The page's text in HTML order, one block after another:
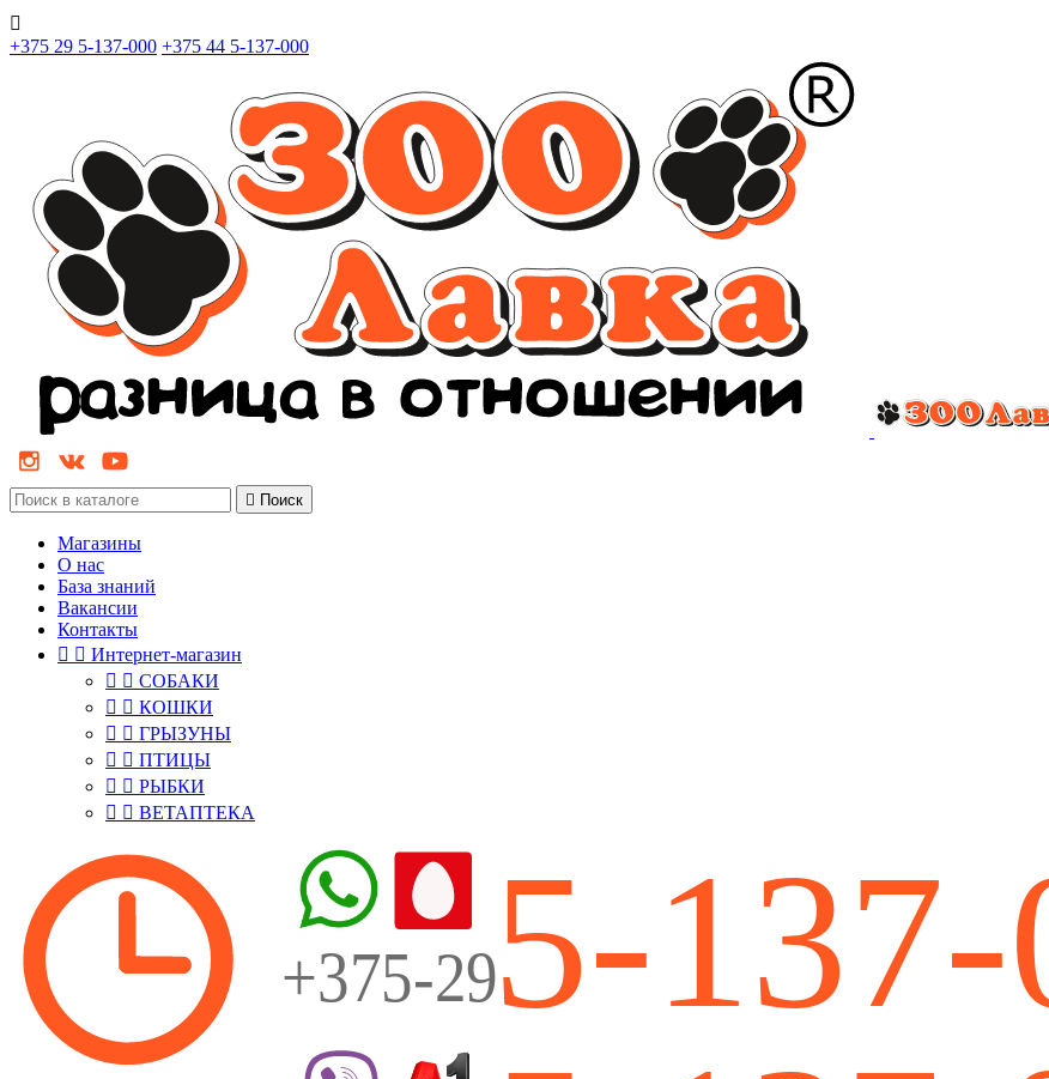

+375 29 5-137-000 +375 44 5-137-000
 Поиск
Магазины
О нас
База знаний
Вакансии
Контакты
  Интернет-магазин
  СОБАКИ
  КОШКИ
  ГРЫЗУНЫ
  ПТИЦЫ
  РЫБКИ
  ВЕТАПТЕКА